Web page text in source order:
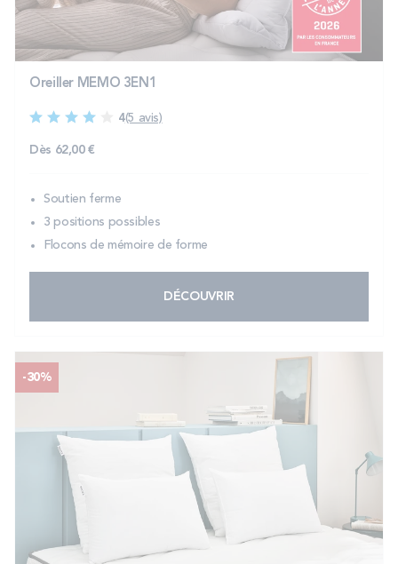
PROMOS
Oreiller MEMO 3EN1
4(5 avis)
Dès 62,00 €
Soutien ferme
3 positions possibles
Flocons de mémoire de forme
DÉCOUVRIR
-30%